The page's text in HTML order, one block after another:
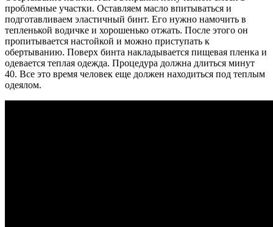
проблемные участки. Оставляем масло впитываться и
подготавливаем эластичный бинт. Его нужно намочить в
тепленькой водичке и хорошенько отжать. После этого он
пропитывается настойкой и можно приступать к
обертыванию. Поверх бинта накладывается пищевая пленка и
одевается теплая одежда. Процедура должна длиться минут
40. Все это время человек еще должен находиться под теплым
одеялом.